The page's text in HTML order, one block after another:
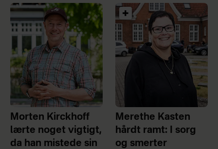
Morten Kirckhoff
lærte noget vigtigt,
da han mistede sin
Merethe Kasten
hårdt ramt: I sorg
og smerter